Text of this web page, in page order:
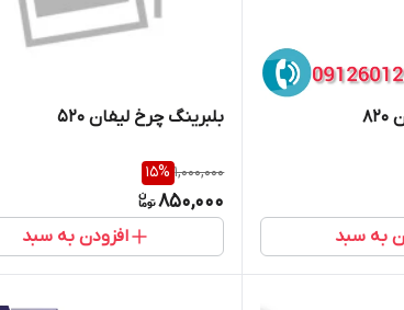
به سبد
بلبرینگ چرخ لیفان 520
1,000,000
15%
850,000
افزودن به سبد